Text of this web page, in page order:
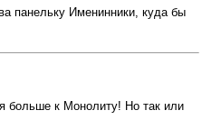
панельку Именинники, куда бы
больше к Монолиту! Но так или